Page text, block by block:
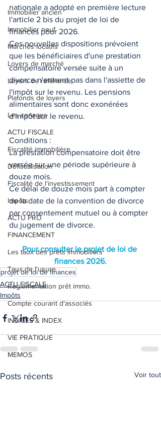
Immobilier ancien
Immobilier neuf
Marchés locatifs
Loyers de marché
Loyers de référence
Plafonds de loyers
Les zonages
ACTU FISCALE
Fiscalité immobilière
Défiscalisation
Fiscalité de l'investissement
Impôts
ACTU PRO
FINANCEMENT
Les taux des prêts immobiliers
Taux de l'usure
Règlementation prêt immo.
Compte courant d'associés
INDICES & INDEX
VIE PRATIQUE
MEMOS
nationale a adopté en première lecture
l'article 2 bis du projet de loi de
finances pour 2026.
Ces nouvelles dispositions prévoient
que les bénéficiaires d'une prestation
compensatoire versée suite à un
divorce n'entrent pas dans l'assiette de
l'impôt sur le revenu. Les pensions
alimentaires sont donc exonérées
d'impôt sur le revenu.
Conditions :
La prestation compensatoire doit être
versée sur une période supérieure à
douze mois.
Ce délai de douze mois part à compter
de la date de la convention de divorce
par consentement mutuel ou à compter
du jugement de divorce.
Pour consulter le projet de loi de
finances 2026.
projet de loi de finances
ACTU FISCALE
Impôts
Posts récents Voir tout